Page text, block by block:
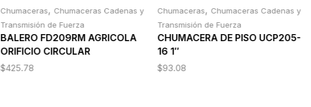
Chumaceras, Chumaceras Cadenas y
Transmisión de Fuerza
BALERO FD209RM AGRICOLA
ORIFICIO CIRCULAR
$425.78
Chumaceras, Chumaceras Cadenas y
Transmisión de Fuerza
CHUMACERA DE PISO UCP205-
16 1″
$93.08